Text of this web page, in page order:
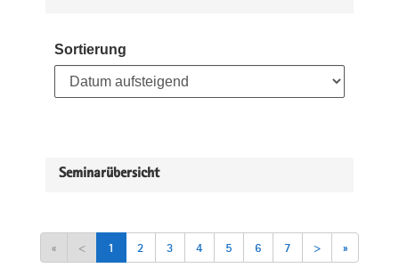
Sortierung
Seminarübersicht
« < 1 2 3 4 5 6 7 > »